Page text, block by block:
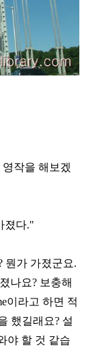
작을 해보겠
졌다."
뭔가 가졌군요.
나요? 보충해
이라고 하면 적
했길래요? 설
야 할 것 같습